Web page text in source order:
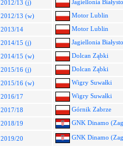
2012/13 (j)
Jagiellonia
2012/13 (w)
Motor Lublin
2013/14
Motor Lublin
2014/15 (j)
Jagiellonia
2014/15 (w)
Dolcan Ząbki
2015/16 (j)
Dolcan Ząbki
2015/16 (w)
Wigry Suwałki
2016/17
Wigry Suwałki
2017/18
Górnik Zabrze
2018/19
GNK Dinamo
2019/20 GNK Dinamo